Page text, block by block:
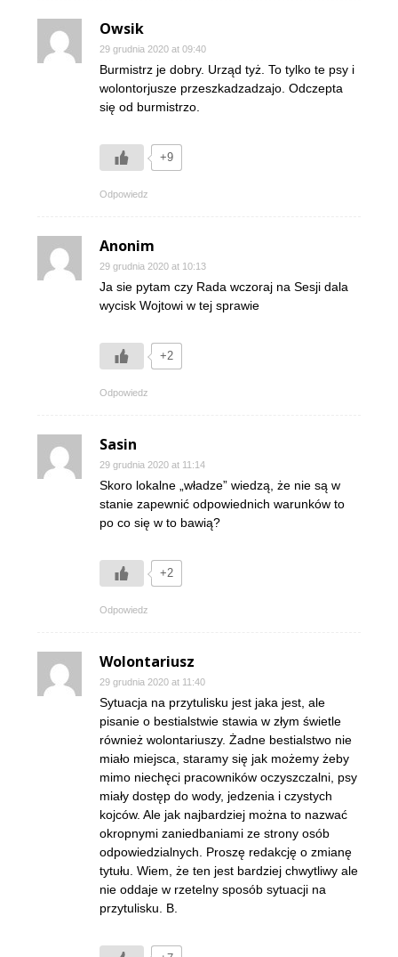
Owsik
29 grudnia 2020 at 09:40
Burmistrz je dobry. Urząd tyż. To tylko te psy i
wolontorjusze przeszkadzadzajo. Odczepta
się od burmistrzo.
+9
Odpowiedz
Anonim
29 grudnia 2020 at 10:13
Ja sie pytam czy Rada wczoraj na Sesji dala
wycisk Wojtowi w tej sprawie
+2
Odpowiedz
Sasin
29 grudnia 2020 at 11:14
Skoro lokalne „władze” wiedzą, że nie są w
stanie zapewnić odpowiednich warunków to
po co się w to bawią?
+2
Odpowiedz
Wolontariusz
29 grudnia 2020 at 11:40
Sytuacja na przytulisku jest jaka jest, ale
pisanie o bestialstwie stawia w złym świetle
również wolontariuszy. Żadne bestialstwo nie
miało miejsca, staramy się jak możemy żeby
mimo niechęci pracowników oczyszczalni, psy
miały dostęp do wody, jedzenia i czystych
kojców. Ale jak najbardziej można to nazwać
okropnymi zaniedbaniami ze strony osób
odpowiedzialnych. Proszę redakcję o zmianę
tytułu. Wiem, że ten jest bardziej chwytliwy ale
nie oddaje w rzetelny sposób sytuacji na
przytulisku. B.